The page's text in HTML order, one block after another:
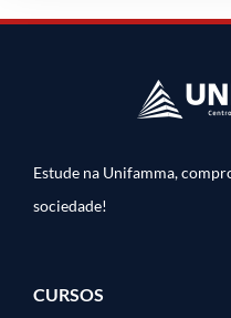
Estude na Unifamma,
sociedade!
CURSOS